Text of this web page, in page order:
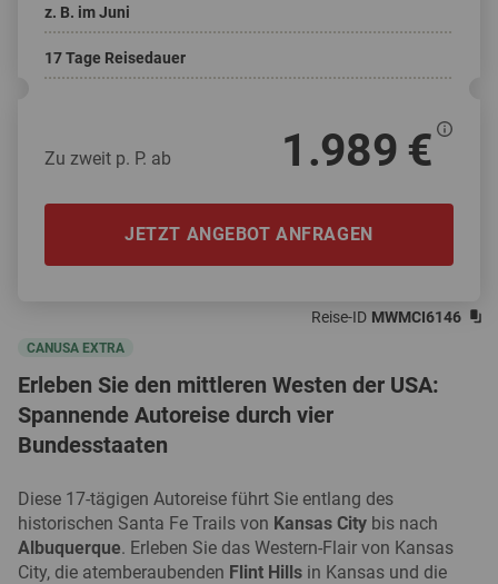
z. B. im Juni
17 Tage Reisedauer
Zu zweit p. P. ab 1.989 €
JETZT ANGEBOT ANFRAGEN
Reise-ID MWMCI6146
CANUSA EXTRA
Erleben Sie den mittleren Westen der USA:
Spannende Autoreise durch vier
Bundesstaaten
Diese 17-tägigen Autoreise führt Sie entlang des
historischen Santa Fe Trails von Kansas City bis nach
Albuquerque. Erleben Sie das Western-Flair von Kansas
City, die atemberaubenden Flint Hills in Kansas und die